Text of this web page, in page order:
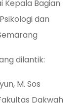
Kepala Bagian
dan
dilantik:
M. Sos
Dakwah